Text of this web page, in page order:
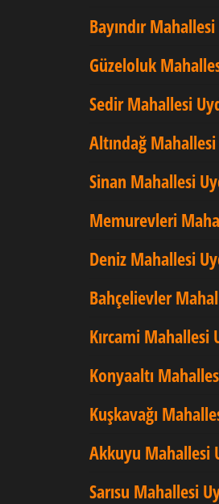
Bayındır
Güzeloluk
Sedir Mahallesi
Altındağ
Sinan Mahallesi
Memurevleri
Deniz Mahallesi
Bahçelievler
Kırcami Mahallesi
Konyaaltı
Kuşkavağı
Akkuyu Mahallesi
Sarısu Mahallesi